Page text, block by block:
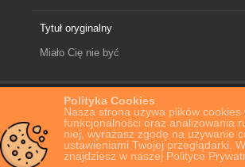
Polityka Cookies
Nasza strona używa plików
funkcjonalności oraz analizowania
niej, wyrażasz zgodę na używanie
ustawieniami Twojej przeglądarki.
znajdziesz w naszej Polityce
Tytuł oryginalny
Miało Cię nie być
Film Online Miało Cię nie być